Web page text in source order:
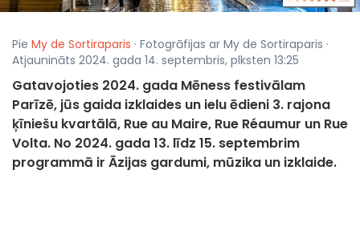
Pie My de Sortiraparis · Fotogrāfijas ar My de Sortiraparis ·
Atjaunināts 2024. gada 14. septembris, plksten 13:25
Gatavojoties 2024. gada Mēness festivālam
Parīzē, jūs gaida izklaides un ielu ēdieni 3. rajona
ķīniešu kvartālā, Rue au Maire, Rue Réaumur un Rue
Volta. No 2024. gada 13. līdz 15. septembrim
programmā ir Āzijas gardumi, mūzika un izklaide.